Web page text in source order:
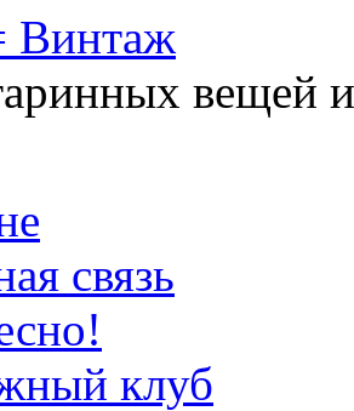
Винтаж
вещей
связь
клуб